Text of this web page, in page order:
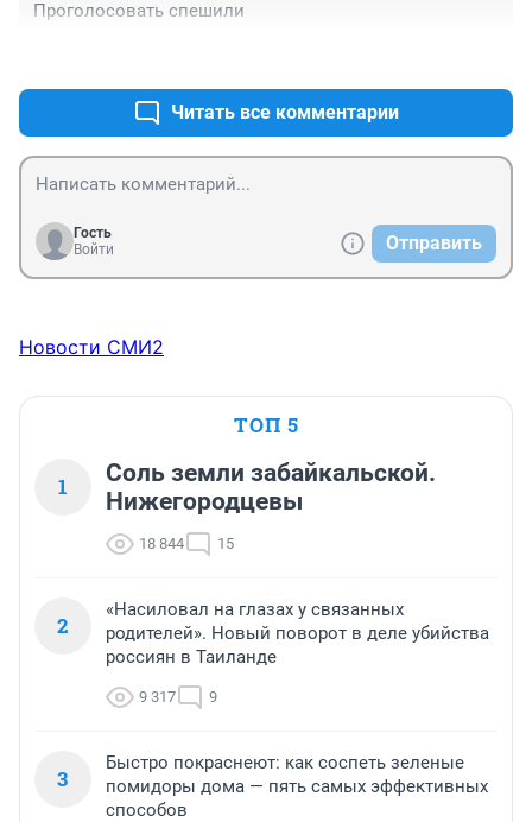
Проголосовать спешили
Читать все комментарии
Гость
Войти
Отправить
Новости СМИ2
ТОП 5
1
Соль земли забайкальской.
Нижегородцевы
18 844 15
2
«Насиловал на глазах у связанных
родителей». Новый поворот в деле убийства
россиян в Таиланде
9 317 9
3
Быстро покраснеют: как соспеть зеленые
помидоры дома — пять самых эффективных
способов